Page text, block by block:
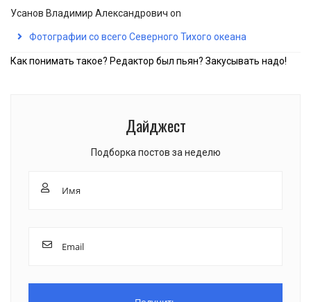
Усанов Владимир Александрович on
Фотографии со всего Северного Тихого океана
Как понимать такое? Редактор был пьян? Закусывать надо!
Дайджест
Подборка постов за неделю